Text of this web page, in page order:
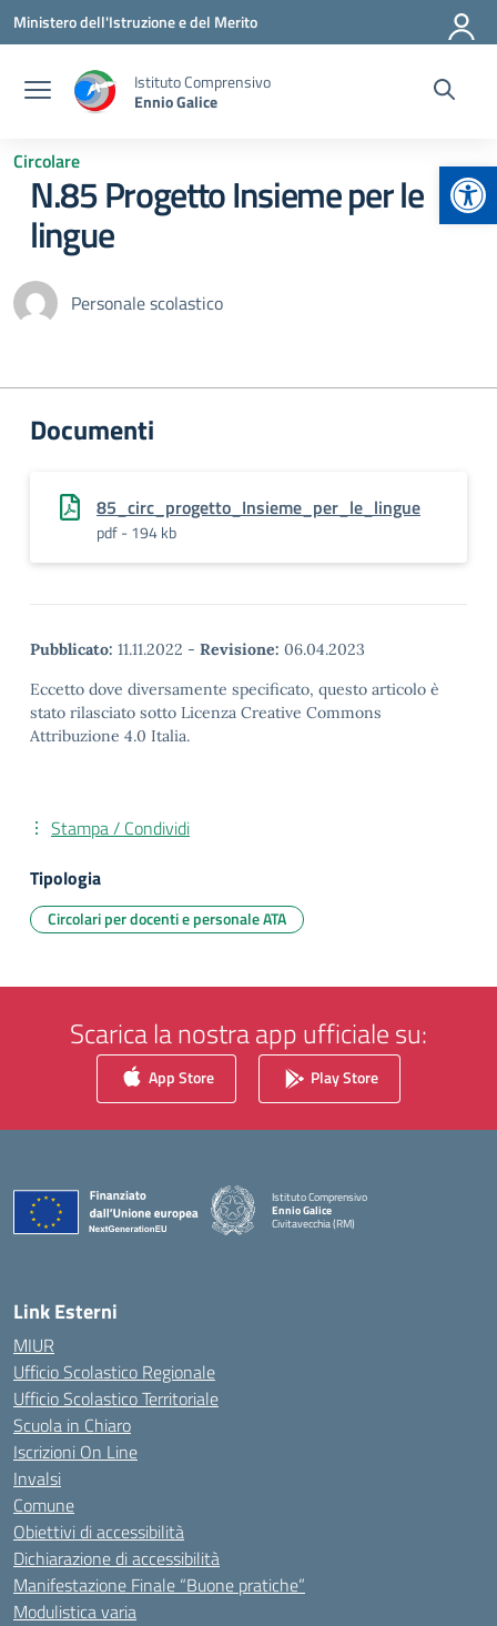
Vai ai contenuti
Vai al menu di navigazione
Vai al footer
Ministero dell'Istruzione e del Merito
Istituto Comprensivo
Ennio Galice
Circolare
N.85 Progetto Insieme per le
lingue
Personale scolastico
Documenti
85_circ_progetto_Insieme_per_le_lingue
pdf - 194 kb
Pubblicato: 11.11.2022 - Revisione: 06.04.2023
Eccetto dove diversamente specificato, questo articolo è
stato rilasciato sotto Licenza Creative Commons
Attribuzione 4.0 Italia.
Stampa / Condividi
Tipologia
Circolari per docenti e personale ATA
Scarica la nostra app ufficiale su:
App Store Play Store
Istituto Comprensivo
Ennio Galice
Civitavecchia (RM)
Link Esterni
MIUR
Ufficio Scolastico Regionale
Ufficio Scolastico Territoriale
Scuola in Chiaro
Iscrizioni On Line
Invalsi
Comune
Obiettivi di accessibilità
Dichiarazione di accessibilità
Manifestazione Finale “Buone pratiche”
Modulistica varia